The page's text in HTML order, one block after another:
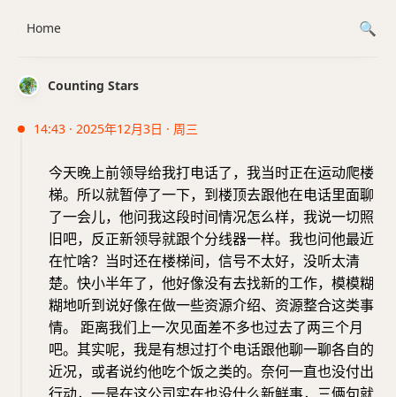
Counting Stars
14:43 · 2025年12月3日 · 周三
今天晚上前领导给我打电话了，我当时正在运动爬楼
梯。所以就暂停了一下，到楼顶去跟他在电话里面聊
了一会儿，他问我这段时间情况怎么样，我说一切照
旧吧，反正新领导就跟个分线器一样。我也问他最近
在忙啥？当时还在楼梯间，信号不太好，没听太清
楚。快小半年了，他好像没有去找新的工作，模模糊
糊地听到说好像在做一些资源介绍、资源整合这类事
情。 距离我们上一次见面差不多也过去了两三个月
吧。其实呢，我是有想过打个电话跟他聊一聊各自的
近况，或者说约他吃个饭之类的。奈何一直也没付出
Home